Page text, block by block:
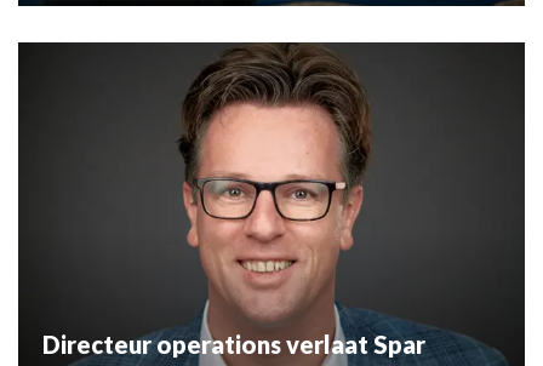
Directeur operations verlaat Spar